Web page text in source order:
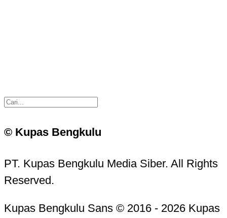
© Kupas Bengkulu
PT. Kupas Bengkulu Media Siber. All Rights
Reserved.
Kupas Bengkulu Sans © 2016 - 2026 Kupas